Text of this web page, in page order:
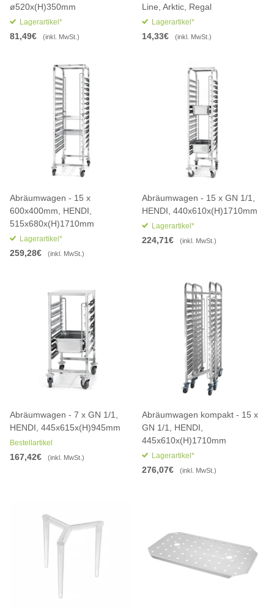
ø520x(H)350mm
Lagerartikel*
81,49€ (inkl. MwSt.)
Line, Arktic, Regal
Lagerartikel*
14,33€ (inkl. MwSt.)
Abräumwagen - 15 x
600x400mm, HENDI,
515x680x(H)1710mm
Lagerartikel*
259,28€ (inkl. MwSt.)
Abräumwagen - 15 x GN 1/1,
HENDI, 440x610x(H)1710mm
Lagerartikel*
224,71€ (inkl. MwSt.)
Abräumwagen - 7 x GN 1/1,
HENDI, 445x615x(H)945mm
Bestellartikel
167,42€ (inkl. MwSt.)
Abräumwagen kompakt - 15 x
GN 1/1, HENDI,
445x610x(H)1710mm
Lagerartikel*
276,07€ (inkl. MwSt.)